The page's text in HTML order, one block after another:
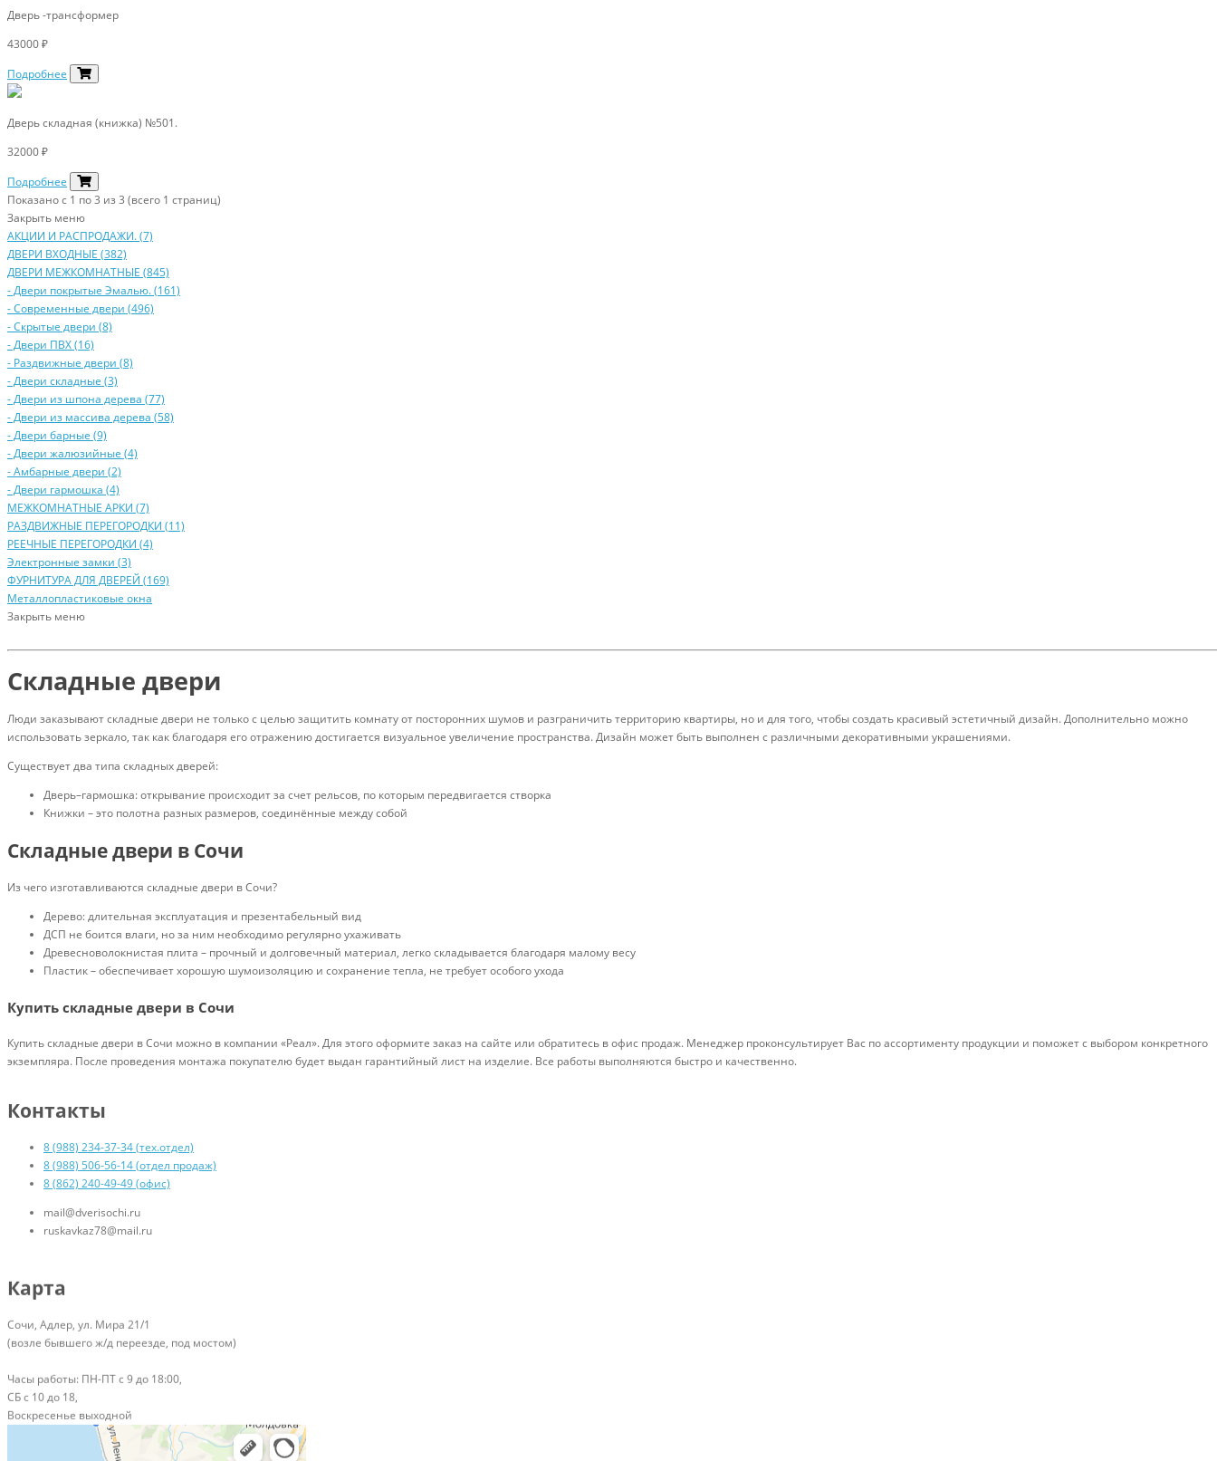
Дверь -трансформер
43000 ₽
Подробнее
Дверь складная (книжка) №501.
32000 ₽
Подробнее
Показано с 1 по 3 из 3 (всего 1 страниц)
Закрыть меню
АКЦИИ И РАСПРОДАЖИ. (7)
ДВЕРИ ВХОДНЫЕ (382)
ДВЕРИ МЕЖКОМНАТНЫЕ (845)
- Двери покрытые Эмалью. (161)
- Современные двери (496)
- Скрытые двери (8)
- Двери ПВХ (16)
- Раздвижные двери (8)
- Двери складные (3)
- Двери из шпона дерева (77)
- Двери из массива дерева (58)
- Двери барные (9)
- Двери жалюзийные (4)
- Амбарные двери (2)
- Двери гармошка (4)
МЕЖКОМНАТНЫЕ АРКИ (7)
РАЗДВИЖНЫЕ ПЕРЕГОРОДКИ (11)
РЕЕЧНЫЕ ПЕРЕГОРОДКИ (4)
Электронные замки (3)
ФУРНИТУРА ДЛЯ ДВЕРЕЙ (169)
Металлопластиковые окна
Закрыть меню
Складные двери
Люди заказывают складные двери не только с целью защитить комнату от посторонних шумов и разграничить территорию квартиры, но и для того, чтобы создать красивый эстетичный дизайн. Дополнительно можно
использовать зеркало, так как благодаря его отражению достигается визуальное увеличение пространства. Дизайн может быть выполнен с различными декоративными украшениями.
Существует два типа складных дверей:
Дверь–гармошка: открывание происходит за счет рельсов, по которым передвигается створка
Книжки – это полотна разных размеров, соединённые между собой
Складные двери в Сочи
Из чего изготавливаются складные двери в Сочи?
Дерево: длительная эксплуатация и презентабельный вид
ДСП не боится влаги, но за ним необходимо регулярно ухаживать
Древесноволокнистая плита – прочный и долговечный материал, легко складывается благодаря малому весу
Пластик – обеспечивает хорошую шумоизоляцию и сохранение тепла, не требует особого ухода
Купить складные двери в Сочи
Купить складные двери в Сочи можно в компании «Реал». Для этого оформите заказ на сайте или обратитесь в офис продаж. Менеджер проконсультирует Вас по ассортименту продукции и поможет с выбором конкретного
экземпляра. После проведения монтажа покупателю будет выдан гарантийный лист на изделие. Все работы выполняются быстро и качественно.
Контакты
8 (988) 234-37-34 (тех.отдел)
8 (988) 506-56-14 (отдел продаж)
8 (862) 240-49-49 (офис)
mail@dverisochi.ru
ruskavkaz78@mail.ru
Карта
Сочи, Адлер, ул. Мира 21/1
(возле бывшего ж/д переезде, под мостом)
Часы работы: ПН-ПТ с 9 до 18:00,
СБ с 10 до 18,
Воскресенье выходной